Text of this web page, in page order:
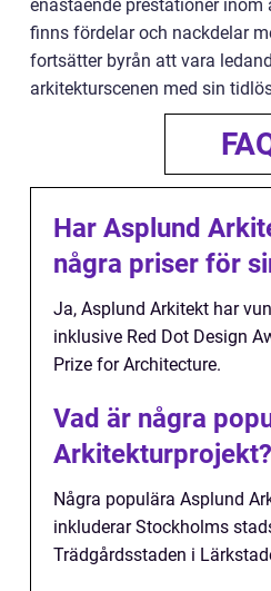
enastående prestationer inom
finns fördelar och nackdelar
fortsätter byrån att vara
arkitekturscenen med sin
Har Asplund
några priser för
Ja, Asplund Arkitekt har
inklusive Red Dot Design
Prize for Architecture.
Vad är några
Arkitekturprojekt?
Några populära Asplund
inkluderar Stockholms
Trädgårdsstaden i